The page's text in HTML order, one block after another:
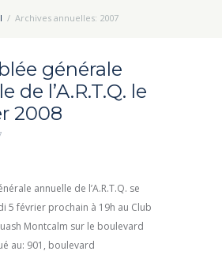
Archives annuelles: 2007
générale
de l’A.R.T.Q. le
2008
annuelle de l’A.R.T.Q. se
5 février prochain à 19h au Club
Montcalm sur le boulevard
au: 901, boulevard